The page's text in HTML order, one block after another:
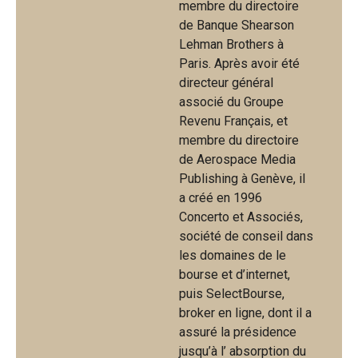
membre du directoire
de Banque Shearson
Lehman Brothers à
Paris. Après avoir été
directeur général
associé du Groupe
Revenu Français, et
membre du directoire
de Aerospace Media
Publishing à Genève, il
a créé en 1996
Concerto et Associés,
société de conseil dans
les domaines de le
bourse et d’internet,
puis SelectBourse,
broker en ligne, dont il a
assuré la présidence
jusqu’à l’ absorption du